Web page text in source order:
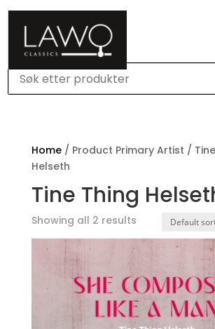
Home/ Product Primary Artist /
Helseth
Tine Thing
Showing all 2 results